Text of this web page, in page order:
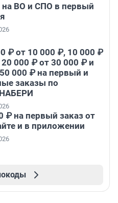
на ВО и СПО в первый
₽ от 10 000 ₽, 10 000 ₽
000 ₽ от 30 000 ₽ и
000 ₽ на первый и
заказы по
₽ на первый заказ от
и в приложении